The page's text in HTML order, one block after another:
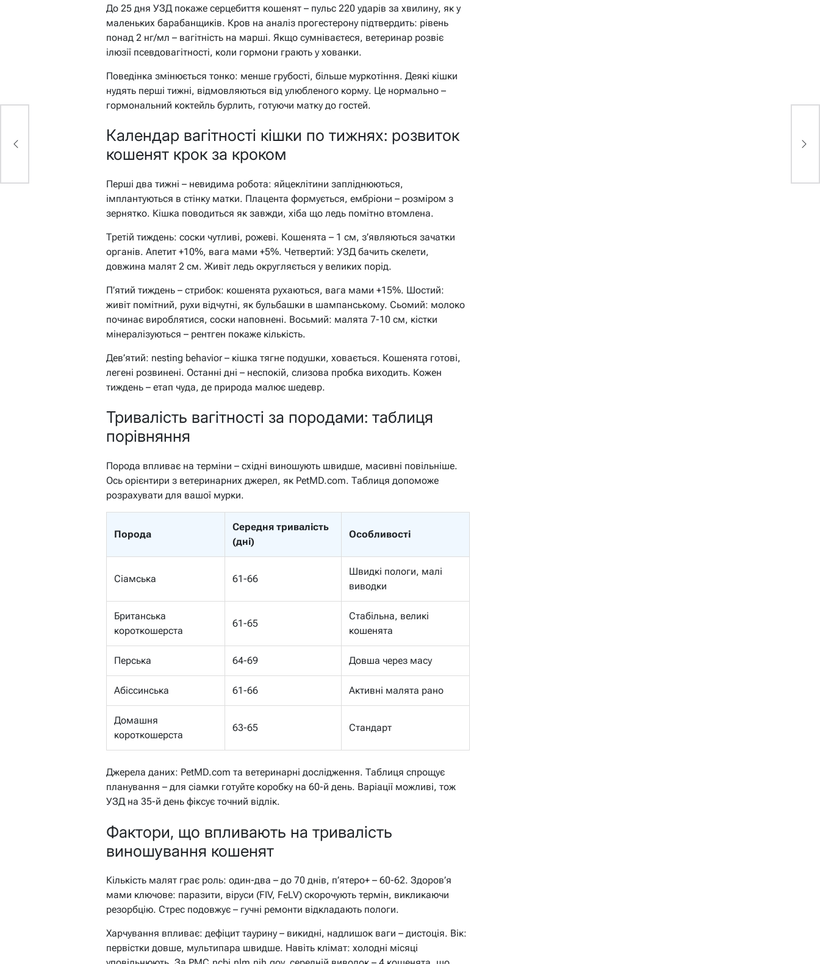
До 25 дня УЗД покаже серцебиття кошенят – пульс 220 ударів за хвилину, як у
маленьких барабанщиків. Кров на аналіз прогестерону підтвердить: рівень
понад 2 нг/мл – вагітність на марші. Якщо сумніваєтеся, ветеринар розвіє
ілюзії псевдовагітності, коли гормони грають у хованки.
Поведінка змінюється тонко: менше грубості, більше муркотіння. Деякі кішки
нудять перші тижні, відмовляються від улюбленого корму. Це нормально –
гормональний коктейль бурлить, готуючи матку до гостей.
Календар вагітності кішки по тижнях: розвиток
кошенят крок за кроком
Перші два тижні – невидима робота: яйцеклітини запліднюються,
імплантуються в стінку матки. Плацента формується, ембріони – розміром з
зернятко. Кішка поводиться як завжди, хіба що ледь помітно втомлена.
Третій тиждень: соски чутливі, рожеві. Кошенята – 1 см, з’являються зачатки
органів. Апетит +10%, вага мами +5%. Четвертий: УЗД бачить скелети,
довжина малят 2 см. Живіт ледь округляється у великих порід.
П’ятий тиждень – стрибок: кошенята рухаються, вага мами +15%. Шостий:
живіт помітний, рухи відчутні, як бульбашки в шампанському. Сьомий: молоко
починає вироблятися, соски наповнені. Восьмий: малята 7-10 см, кістки
мінералізуються – рентген покаже кількість.
Дев’ятий: nesting behavior – кішка тягне подушки, ховається. Кошенята готові,
легені розвинені. Останні дні – неспокій, слизова пробка виходить. Кожен
тиждень – етап чуда, де природа малює шедевр.
Тривалість вагітності за породами: таблиця
порівняння
Порода впливає на терміни – східні виношують швидше, масивні повільніше.
Ось орієнтири з ветеринарних джерел, як PetMD.com. Таблиця допоможе
розрахувати для вашої мурки.
Порода
Середня тривалість
(дні)
Особливості
Сіамська 61-66
Швидкі пологи, малі
виводки
Британська
короткошерста
61-65
Стабільна, великі
кошенята
Перська 64-69 Довша через масу
Абіссинська 61-66 Активні малята рано
Домашня
короткошерста
63-65 Стандарт
Джерела даних: PetMD.com та ветеринарні дослідження. Таблиця спрощує
планування – для сіамки готуйте коробку на 60-й день. Варіації можливі, тож
УЗД на 35-й день фіксує точний відлік.
Фактори, що впливають на тривалість
виношування кошенят
Кількість малят грає роль: один-два – до 70 днів, п’ятеро+ – 60-62. Здоров’я
мами ключове: паразити, віруси (FIV, FeLV) скорочують термін, викликаючи
резорбцію. Стрес подовжує – гучні ремонти відкладають пологи.
Харчування впливає: дефіцит таурину – викидні, надлишок ваги – дистоція. Вік:
первістки довше, мультипара швидше. Навіть клімат: холодні місяці